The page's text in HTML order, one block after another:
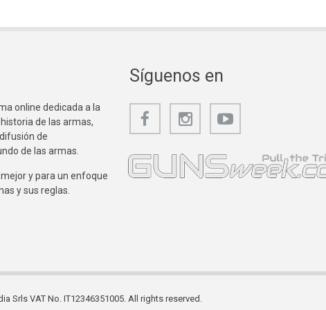
online dedicada a la
de las armas,
de
de las armas.
y para un enfoque
y sus reglas.
Síguenos en
Srls VAT No. IT12346351005. All rights reserved.